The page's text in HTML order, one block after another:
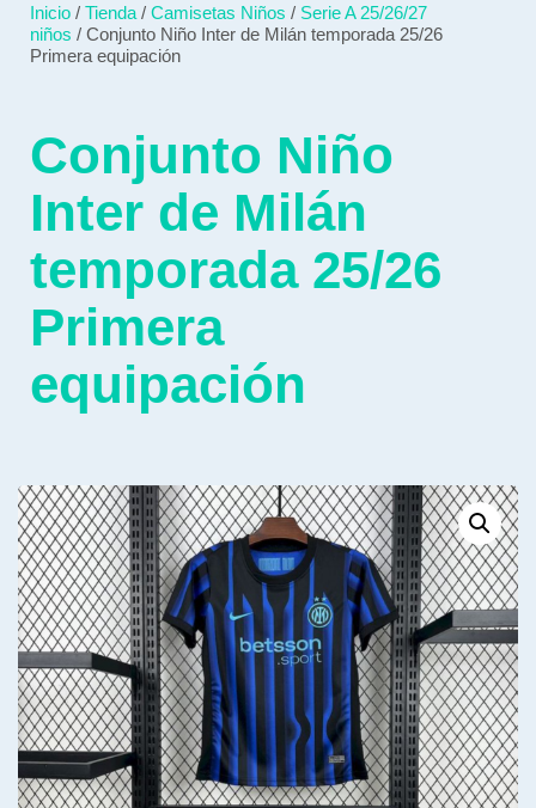
Inicio / Tienda / Camisetas Niños / Serie A 25/26/27
niños / Conjunto Niño Inter de Milán temporada 25/26
Primera equipación
Conjunto Niño
Inter de Milán
temporada 25/26
Primera
equipación